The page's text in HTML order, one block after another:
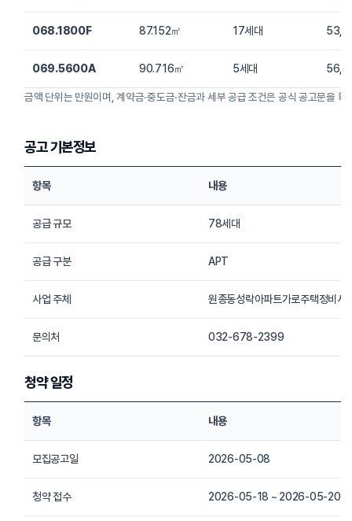
068.1800F 87.152㎡ 17세대
069.5600A 90.716㎡ 5세대
금액 단위는 만원이며, 계약금·중도금·잔금과 세부 공급 조건은 공식 공고문을 확
공고 기본정보
항목 내용
공급 규모 78세대
공급 구분 APT
사업 주체 원종동성락아파트가로주택정비사
문의처 032-678-2399
청약 일정
항목 내용
모집공고일 2026-05-08
청약 접수 2026-05-18 ~ 2026-05-20